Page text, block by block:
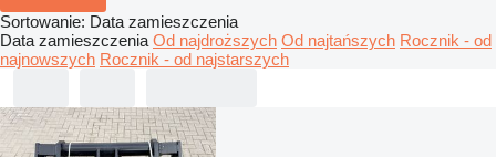
Sortowanie: Data zamieszczenia
Data zamieszczenia Od najdroższych Od najtańszych Rocznik - od
najnowszych Rocznik - od najstarszych